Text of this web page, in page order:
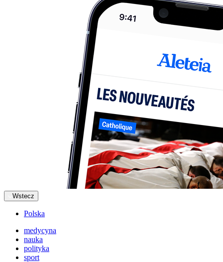
Wstecz
Polska
medycyna
nauka
polityka
sport